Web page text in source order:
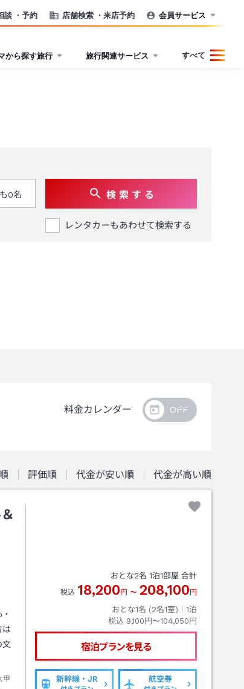
談 ・予約 店舗検索 ・来店予約 会員サービス
から探す旅行 旅行関連サービス すべて
検 索 す る
レンタカーもあわせて検索する
料金カレンダー
評価順 代金が安い順 代金が高い順
は
文
甲
おとな2名 1泊1部屋 合計
税込 18,200 円 〜 208,100 円
おとな1名 (2名1室)｜ 1泊
税込 9,100円〜104,050円
宿泊プランを見る
新幹線・JR 航空券